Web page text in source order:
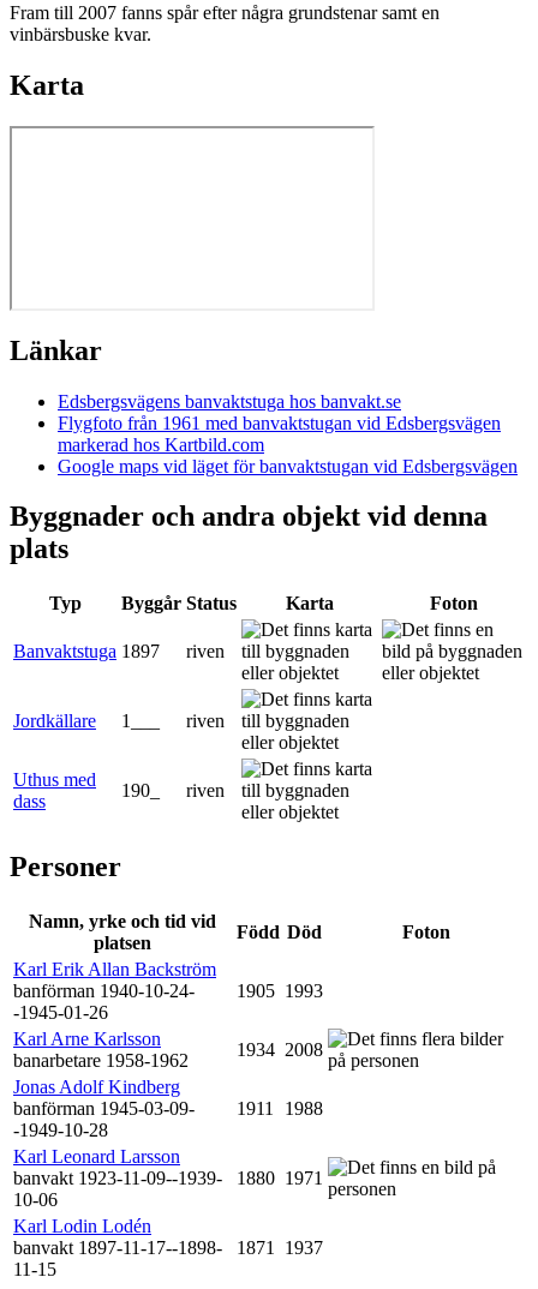
Fram till 2007 fanns spår efter några grundstenar samt en
vinbärsbuske kvar.
Karta
Länkar
Edsbergsvägens banvaktstuga hos banvakt.se
Flygfoto från 1961 med banvaktstugan vid Edsbergsvägen
markerad hos Kartbild.com
Google maps vid läget för banvaktstugan vid Edsbergsvägen
Byggnader och andra objekt vid denna
plats
Typ Byggår Status Karta Foton
Banvaktstuga 1897 riven
Jordkällare 1___ riven
Uthus med
dass
190_ riven
Personer
Namn, yrke och tid vid
platsen
Född Död
Foton
Karl Erik Allan Backström
banförman 1940-10-24-
-1945-01-26
1905 1993
Karl Arne Karlsson
banarbetare 1958-1962
1934 2008
Jonas Adolf Kindberg
banförman 1945-03-09-
-1949-10-28
1911 1988
Karl Leonard Larsson
banvakt 1923-11-09--1939-
10-06
1880 1971
Karl Lodin Lodén
banvakt 1897-11-17--1898-
11-15
1871 1937